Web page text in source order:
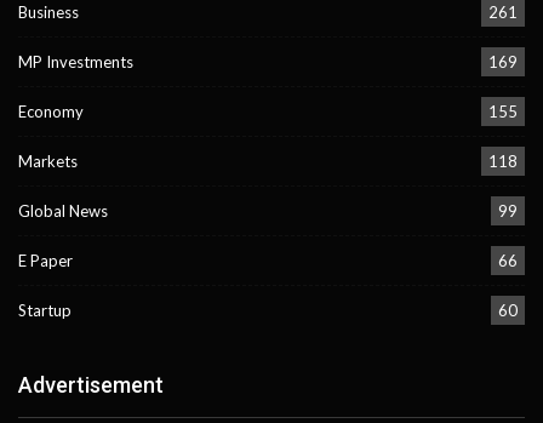
Business 261
MP Investments 169
Economy 155
Markets 118
Global News 99
E Paper 66
Startup 60
Advertisement